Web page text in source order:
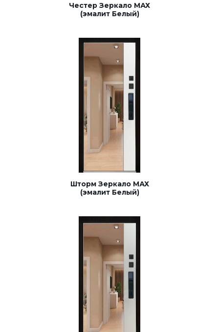
Честер Зеркало МАХ
(эмалит Белый)
Шторм Зеркало МАХ
(эмалит Белый)